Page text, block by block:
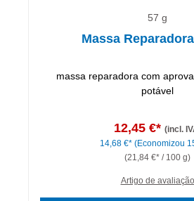
57 g
Massa
massa reparadora com
potável
12,45 €* (incl.
14,68 €* (Economizou
(21,84 €* / 100 g)
Artigo de avaliação